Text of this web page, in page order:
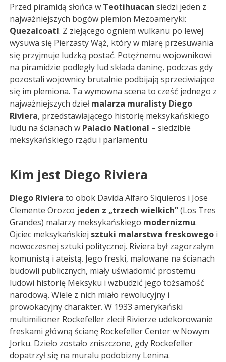
Przed piramidą słońca w Teotihuacan siedzi jeden z
najważniejszych bogów plemion Mezoameryki:
Quezalcoatl. Z ziejącego ogniem wulkanu po lewej
wysuwa się Pierzasty Wąż, który w miarę przesuwania
się przyjmuje ludzką postać. Potężnemu wojownikowi
na piramidzie podległy lud składa daninę, podczas gdy
pozostali wojownicy brutalnie podbijają sprzeciwiające
się im plemiona. Ta wymowna scena to cześć jednego z
najważniejszych dzieł malarza muralisty Diego
Riviera, przedstawiającego historię meksykańskiego
ludu na ścianach w Palacio National – siedzibie
meksykańskiego rządu i parlamentu
Kim jest Diego Riviera
Diego Riviera to obok Davida Alfaro Siquieros i Jose
Clemente Orozco jeden z „trzech wielkich”(Los Tres
Grandes) malarzy meksykańskiego modernizmu.
Ojciec meksykańskiej sztuki malarstwa freskowego i
nowoczesnej sztuki politycznej. Riviera był zagorzałym
komunistą i ateistą. Jego freski, malowane na ścianach
budowli publicznych, miały uświadomić prostemu
ludowi historię Meksyku i wzbudzić jego tożsamość
narodową. Wiele z nich miało rewolucyjny i
prowokacyjny charakter. W 1933 amerykański
multimilioner Rockefeller zlecił Rivierze udekorowanie
freskami główną ścianę Rockefeller Center w Nowym
Jorku. Dzieło zostało zniszczone, gdy Rockefeller
dopatrzył się na muralu podobizny Lenina.